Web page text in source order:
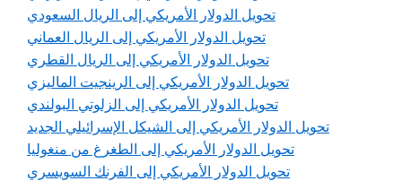
تحويل الدولار الأمريكي إلى الريال السعودي
تحويل الدولار الأمريكي إلى الريال العماني
تحويل الدولار الأمريكي إلى الريال القطري
تحويل الدولار الأمريكي إلى الرينجيت الماليزي
تحويل الدولار الأمريكي إلى الزلوتي البولندي
تحويل الدولار الأمريكي إلى الشيكل الإسرائيلي الجديد
تحويل الدولار الأمريكي إلى الطغرغ من منغوليا
تحويل الدولار الأمريكي إلى الفرنك السويسري